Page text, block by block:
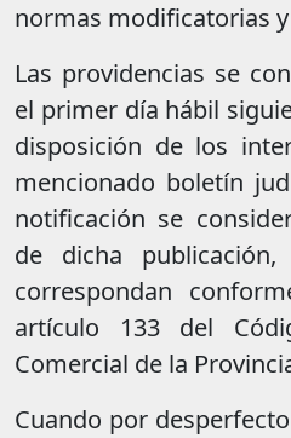
normas modificatorias
Las providencias se
el primer día hábil
disposición de los
mencionado boletín
notificación se
de dicha
correspondan
artículo 133 del
Comercial de la
Cuando por